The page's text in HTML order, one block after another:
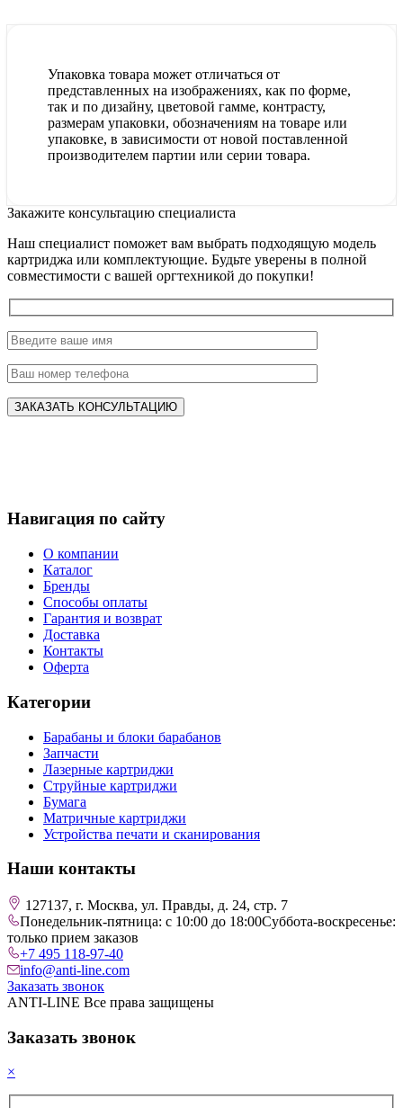
Упаковка товара может отличаться от
представленных на изображениях, как по форме,
так и по дизайну, цветовой гамме, контрасту,
размерам упаковки, обозначениям на товаре или
упаковке, в зависимости от новой поставленной
производителем партии или серии товара.
Закажите консультацию специалиста
Наш специалист поможет вам выбрать подходящую модель
картриджа или комплектующие. Будьте уверены в полной
совместимости с вашей оргтехникой до покупки!
Навигация по сайту
О компании
Каталог
Бренды
Способы оплаты
Гарантия и возврат
Доставка
Контакты
Оферта
Категории
Барабаны и блоки барабанов
Запчасти
Лазерные картриджи
Струйные картриджи
Бумага
Матричные картриджи
Устройства печати и сканирования
Наши контакты
127137, г. Москва, ул. Правды, д. 24, стр. 7
Понедельник-пятница: с 10:00 до 18:00Суббота-воскресенье:
только прием заказов
+7 495 118-97-40
info@anti-line.com
Заказать звонок
ANTI-LINE Все права защищены
Заказать звонок
×